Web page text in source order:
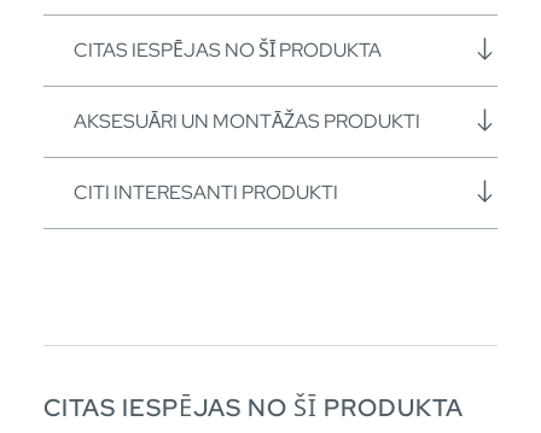
CITAS IESPĒJAS NO ŠĪ PRODUKTA
AKSESUĀRI UN MONTĀŽAS PRODUKTI
CITI INTERESANTI PRODUKTI
CITAS IESPĒJAS NO ŠĪ PRODUKTA